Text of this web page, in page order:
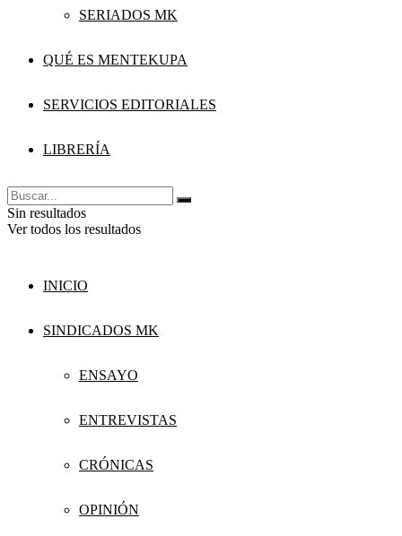
SERIADOS MK
QUÉ ES MENTEKUPA
SERVICIOS EDITORIALES
LIBRERÍA
Sin resultados
Ver todos los resultados
INICIO
SINDICADOS MK
ENSAYO
ENTREVISTAS
CRÓNICAS
OPINIÓN